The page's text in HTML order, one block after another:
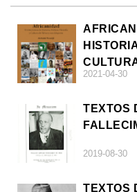
2021-04-30
TEXTOS
2019-08-30
TEXTOS